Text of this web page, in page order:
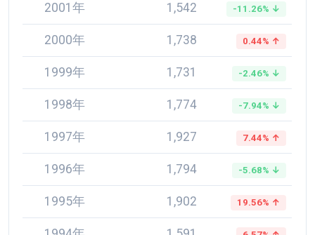
2001年 1,542 -11.26% ↓
2000年 1,738 0.44% ↑
1999年 1,731 -2.46% ↓
1998年 1,774 -7.94% ↓
1997年 1,927 7.44% ↑
1996年 1,794 -5.68% ↓
1995年 1,902 19.56% ↑